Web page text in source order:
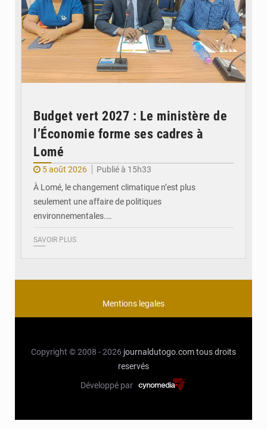
Budget vert 2027 : Le ministère de
l’Économie forme ses cadres à
Lomé
5 août 2026
Publié à 15h33
À Lomé, le changement climatique n’est plus
seulement une affaire de politiques
environnementales.…
SAVOIR PLUS
Mentions legales
Copyright © 2008 - 2026 journaldutogo.comtous droits
reservés
Développé par